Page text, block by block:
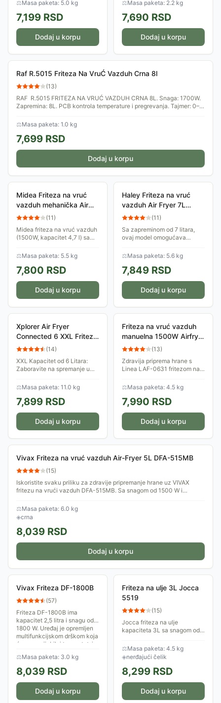
povrće koristeći do 80%
manje...
⚖Masa paketa: 5.0 kg
7,199 RSD
Dodaj u korpu
zapremine 2...
⚖Masa paketa: 2.2 kg
7,690 RSD
Dodaj u korpu
Raf R.5015 Friteza Na VruĆ Vazduh Crna 8l
(13)
RAF R.5015 FRITEZA NA VRUĆ VAZDUH CRNA 8L. Snaga: 1700W.
Zapremina: 8L. PCB kontrola temperature i pregrevanja. Tajmer: 0–
⚖Masa paketa: 1.0 kg
7,699 RSD
Dodaj u korpu
Midea Friteza na vruć
vazduh mehanička Air
Fryer MF-TN40D2
(11)
Midea friteza na vruć vazduh
(1500W, kapacitet 4,7 l) sa
Mehaničko upravljanje,
nelepljiva korpa, zaštita od
pregrevanja,...
⚖Masa paketa: 5.5 kg
7,800 RSD
Dodaj u korpu
Haley Friteza na vruć
vazduh Air Fryer 7L
1400W HY2512
(11)
Sa zapreminom od 7 litara,
ovaj model omogućava
celu porodicu uz minimalnu
upotrebu ulja, čuvajući
savršen ukus i...
⚖Masa paketa: 5.6 kg
7,849 RSD
Dodaj u korpu
Xplorer Air Fryer
Connected 6 XXL Friteza
na vruć vazduh 6L
(14)
XXL Kapacitet od 6 Litara:
Zaboravite na spremanje u
omogućava pripremu obroka
za celu porodicu odjednom,
štedeći vam vreme i...
⚖Masa paketa: 11.0 kg
7,899 RSD
Dodaj u korpu
Friteza na vruć vazduh
manuelna 1500W Airfryer
Linea LAF-0631
(13)
Zdravija priprema hrane s
Linea LAF-0631 fritezom na
1300-1500W, podešavanje
temperature 80-200°C,
premaz protiv...
⚖Masa paketa: 4.5 kg
7,990 RSD
Dodaj u korpu
Vivax Friteza na vruć vazduh Air-Fryer 5L DFA-515MB
(15)
Iskoristite svaku priliku za zdravije pripremanje hrane uz VIVAX
fritezu na vrući vazduh DFA-515MB. Sa snagom od 1500 W i
⚖Masa paketa: 6.0 kg
◈crna
8,039 RSD
Dodaj u korpu
Vivax Friteza DF-1800B
(57)
Friteza DF-1800B ima
kapacitet 2,5 litra i snagu od
1800 W. Uređaj je opremljen
multifunkcijskom drškom koja
će, uz varijabilni termostat, i
⚖Masa paketa: 3.0 kg
8,039 RSD
Dodaj u korpu
Friteza na ulje 3L Jocca
5519
(15)
Jocca friteza na ulje
kapaciteta 3L sa snagom od
preciznu regulaciju
temperature (90°C do 190°C),
dugmetom za isključivanje i...
⚖Masa paketa: 4.5 kg
◈nerđajući čelik
8,299 RSD
Dodaj u korpu